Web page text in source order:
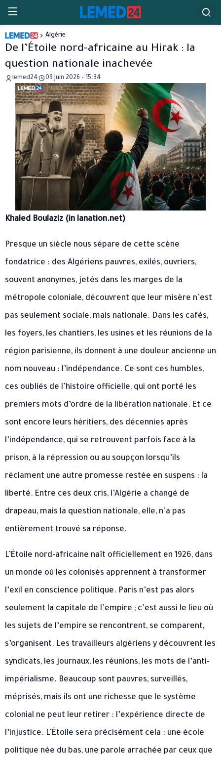
Algérie
De l’Étoile nord-africaine au Hirak : la
question nationale inachevée
lemed24 09 Juin 2026 - 15:34
Khaled Boulaziz (in lanation.net)
Presque un siècle nous sépare de cette scène
fondatrice : des Algériens pauvres, exilés, ouvriers,
souvent anonymes, jetés dans les marges de la
métropole coloniale, découvrent que leur misère n’est
pas seulement sociale, mais nationale. Dans les cafés,
les foyers, les chantiers, les usines et les réunions de la
région parisienne, ils donnent à une douleur ancienne un
nom nouveau : l’indépendance. Ce sont ces humbles,
ces oubliés de l’histoire officielle, qui ont porté les
premiers mots d’ordre de la libération nationale. Et ce
sont encore leurs héritiers, des décennies après
l’indépendance, qui se retrouvent parfois face à la
prison, à la répression ou au soupçon lorsqu’ils
réclament une autre promesse restée en suspens : la
liberté. Entre ces deux cris, l’Algérie a changé de
drapeau, mais la question nationale, elle, n’a pas
entièrement trouvé sa réponse.
L’Étoile nord-africaine naît officiellement en 1926, dans
un monde où les colonisés apprennent à transformer
l’exil en conscience politique. Paris n’est pas alors
seulement la capitale de l’empire ; c’est aussi le lieu où
les sujets de l’empire se rencontrent, se comparent,
s’organisent. Les travailleurs algériens y découvrent les
syndicats, les journaux, les réunions, les mots de l’anti-
impérialisme. Beaucoup sont pauvres, surveillés,
méprisés, mais ils ont une richesse que le système
colonial ne peut leur retirer : l’expérience directe de
l’injustice. L’Étoile sera précisément cela : une école
politique née du bas, une parole arrachée par ceux que